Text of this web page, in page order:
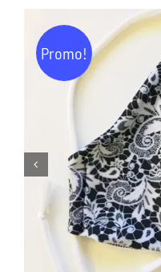
Promo!